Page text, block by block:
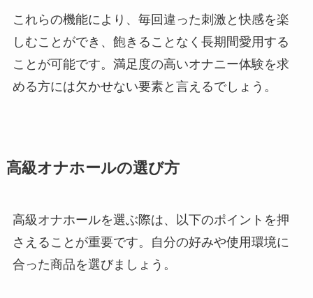
これらの機能により、毎回違った刺激と快感を楽
しむことができ、飽きることなく長期間愛用する
ことが可能です。満足度の高いオナニー体験を求
める方には欠かせない要素と言えるでしょう。
高級オナホールの選び方
高級オナホールを選ぶ際は、以下のポイントを押
さえることが重要です。自分の好みや使用環境に
合った商品を選びましょう。